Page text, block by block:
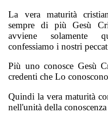
La vera maturità
sempre di più Gesù
avviene solamente
confessiamo i nostri
Più uno conosce Gesù
credenti che Lo
Quindi la vera maturità
nell'unità della